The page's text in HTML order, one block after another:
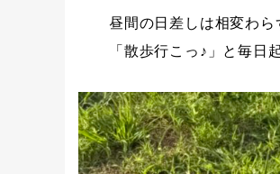
昼間の日差しは相変わ
「散歩行こっ♪」と毎日